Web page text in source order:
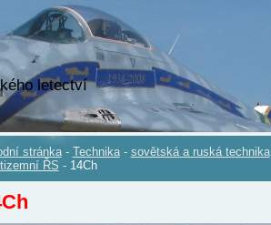
letectví
stránka - Technika - sovětská a ruská technika
ŘS - 14Ch